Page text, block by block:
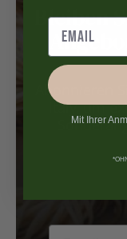
Bleiben
Abonnieren
Italy, um
Mit Ihrer